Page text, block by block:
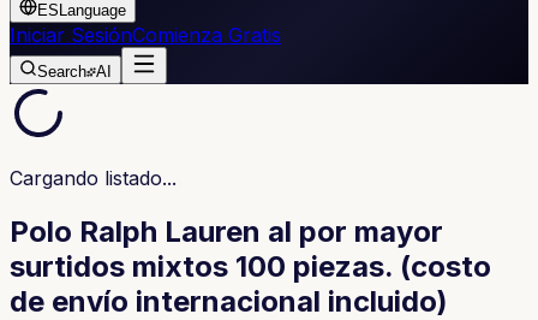
ES Language
Iniciar SesiónComienza Gratis
Search AI
Cargando listado...
Polo Ralph Lauren al por mayor
surtidos mixtos 100 piezas. (costo
de envío internacional incluido)